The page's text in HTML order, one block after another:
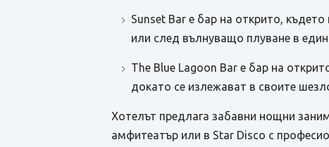
Sunset Bar е бар на открито,
или след вълнуващо плуване в
The Blue Lagoon Bar е бар на
докато се излежават в своите
Хотелът предлага забавни нощни
амфитеатър или в Star Disco с